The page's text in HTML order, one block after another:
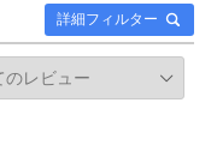
詳細フィルター